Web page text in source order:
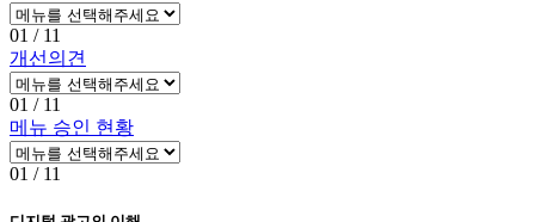
01 / 11
개선의견
01 / 11
메뉴 승인 현황
01 / 11